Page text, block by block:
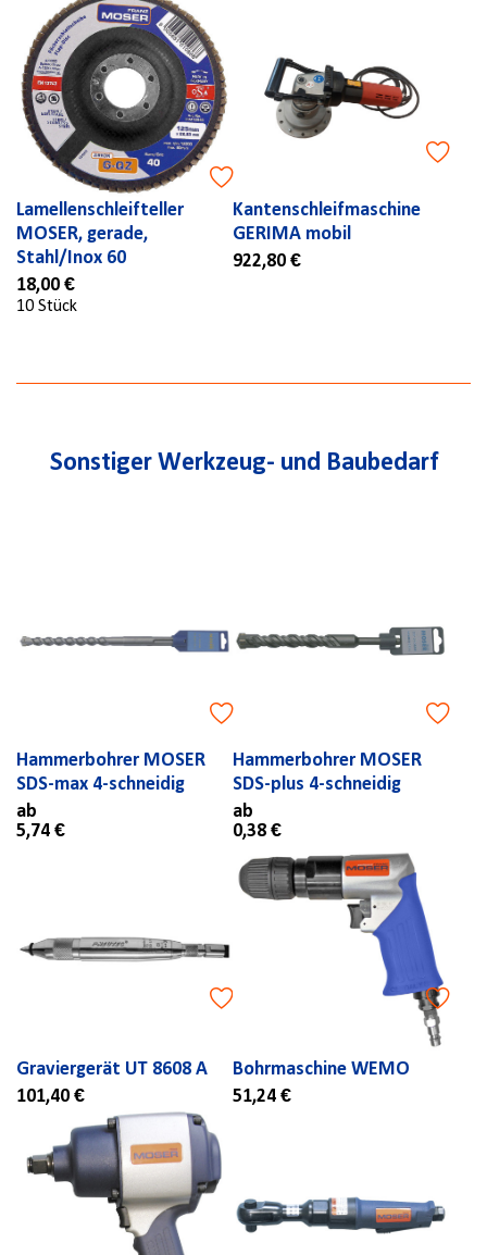
Lamellenschleifteller
MOSER, gerade,
Stahl/Inox 60
18,00 €
10 Stück
Kantenschleifmaschine
GERIMA mobil
922,80 €
Sonstiger Werkzeug- und Baubedarf
Hammerbohrer MOSER
SDS-max 4-schneidig
ab
5,74 €
Hammerbohrer MOSER
SDS-plus 4-schneidig
ab
0,38 €
Graviergerät UT 8608 A
101,40 €
Bohrmaschine WEMO
51,24 €